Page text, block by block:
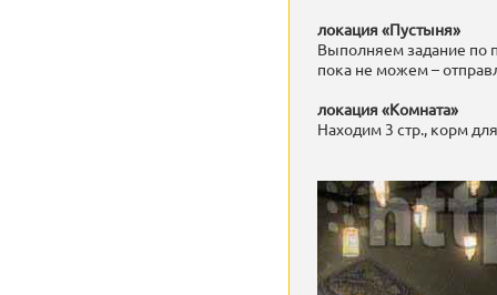
локация «Пустыня»
Выполняем задание по
пока не можем –
локация «Комната»
Находим 3 стр., корм